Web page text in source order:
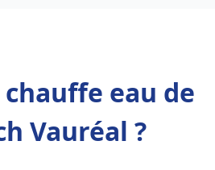
eau de
Vauréal ?